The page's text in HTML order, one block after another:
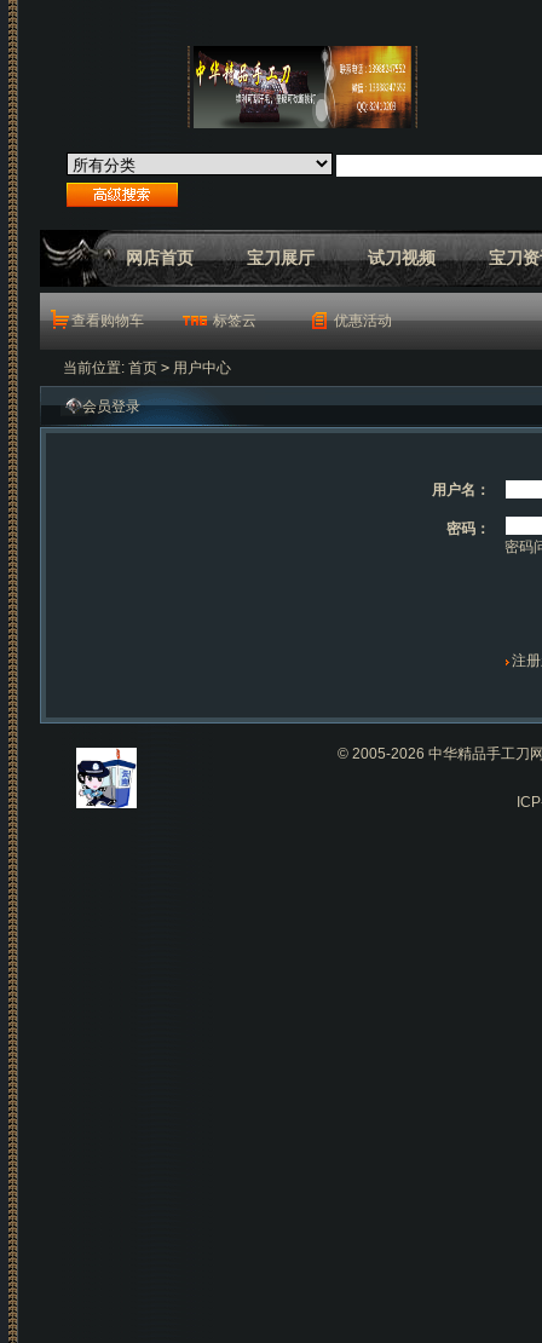
网店首页 宝刀展厅 试刀视频 宝刀
查看购物车 标签云 优惠活动
当前位置:首页 > 用户中心
会员登录
用户名：
密码：
密码
注
© 2005-2026 中华精品手工刀